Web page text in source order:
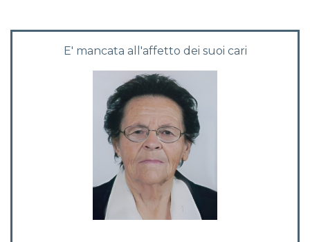
E' mancata all'affetto dei suoi cari